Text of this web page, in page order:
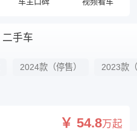
二手车
2024款（停售） 2023款
￥ 54.8万起